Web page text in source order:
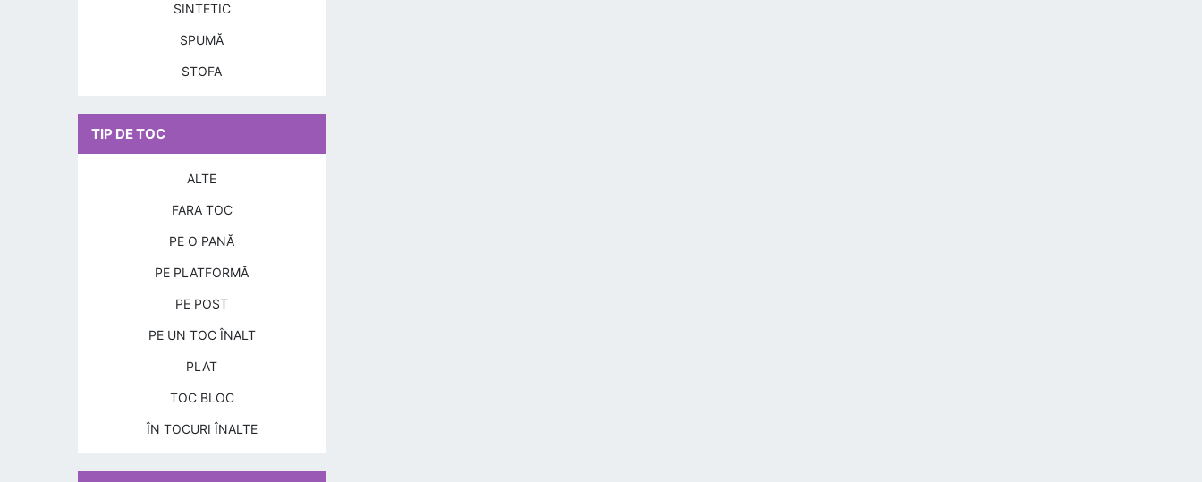
SINTETIC
SPUMĂ
STOFA
TIP DE TOC
ALTE
FARA TOC
PE O PANĂ
PE PLATFORMĂ
PE POST
PE UN TOC ÎNALT
PLAT
TOC BLOC
ÎN TOCURI ÎNALTE